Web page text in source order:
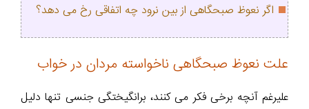
اگر نعوظ صبحگاهی از بین نرود چه اتفاقی رخ می دهد؟
علت نعوظ صبحگاهی ناخواسته مردان در خواب
علیرغم آنچه برخی فکر می کنند، برانگیختگی جنسی تنها دلیل